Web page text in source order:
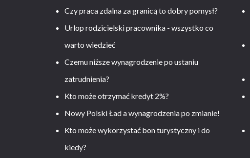
Czy praca zdalna za granicą to dobry pomysł?
Urlop rodzicielski pracownika - wszystko co
warto wiedzieć
Czemu niższe wynagrodzenie po ustaniu
zatrudnienia?
Kto może otrzymać kredyt 2%?
Nowy Polski Ład a wynagrodzenia po zmianie!
Kto może wykorzystać bon turystyczny i do
kiedy?